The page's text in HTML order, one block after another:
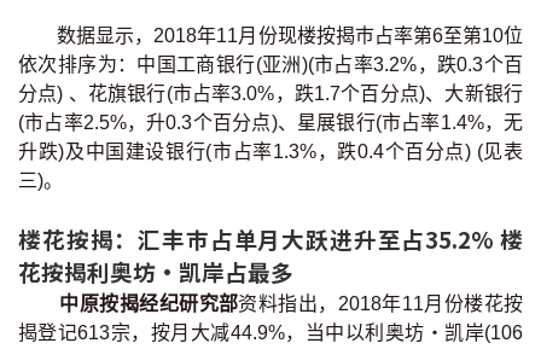
按揭智库
楼按专栏
按揭百科
实时银行资讯
装修·保险优惠
数据显示，2018年11月份现楼按揭巿占率第6至第10位
依次排序为：中国工商银行(亚洲)(市占率3.2%，跌0.3个百
分点) 、花旗银行(市占率3.0%，跌1.7个百分点)、大新银行
(市占率2.5%，升0.3个百分点)、星展银行(市占率1.4%，无
升跌)及中国建设银行(市占率1.3%，跌0.4个百分点) (见表
三)。
楼花按揭：汇丰巿占单月大跃进升至占35.2% 楼
花按揭利奥坊‧凯岸占最多
中原按揭经纪研究部资料指出，2018年11月份楼花按
揭登记613宗，按月大减44.9%，当中以利奥坊‧凯岸(106